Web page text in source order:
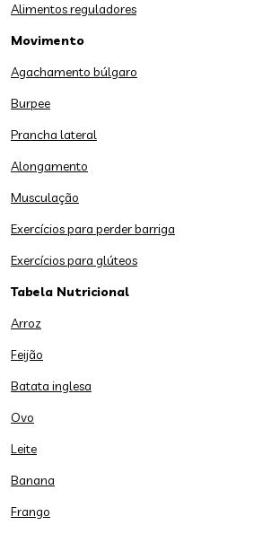
Alimentos reguladores
Movimento
Agachamento búlgaro
Burpee
Prancha lateral
Alongamento
Musculação
Exercícios para perder barriga
Exercícios para glúteos
Tabela Nutricional
Arroz
Feijão
Batata inglesa
Ovo
Leite
Banana
Frango